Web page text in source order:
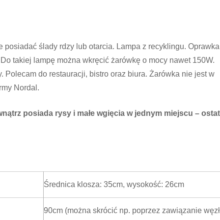
posiadać ślady rdzy lub otarcia. Lampa z recyklingu.
takiej lampę można wkręcić żarówkę o mocy nawet 150W.
Polecam do restauracji, bistro oraz biura. Żarówka nie jest w
Nordal.
posiada rysy i małe wgięcia w jednym miejscu –
Średnica klosza: 35cm, wysokość: 26cm
90cm (można skrócić np. poprzez zawiązanie